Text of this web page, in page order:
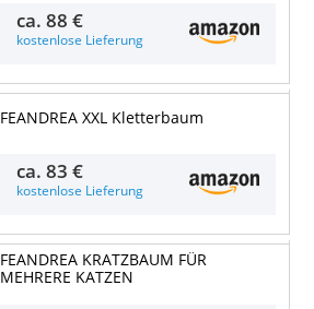
ca.88 €
kostenlose Lieferung
FEANDREA XXL Kletterbaum
ca.83 €
kostenlose Lieferung
FEANDREA KRATZBAUM FÜR
MEHRERE KATZEN